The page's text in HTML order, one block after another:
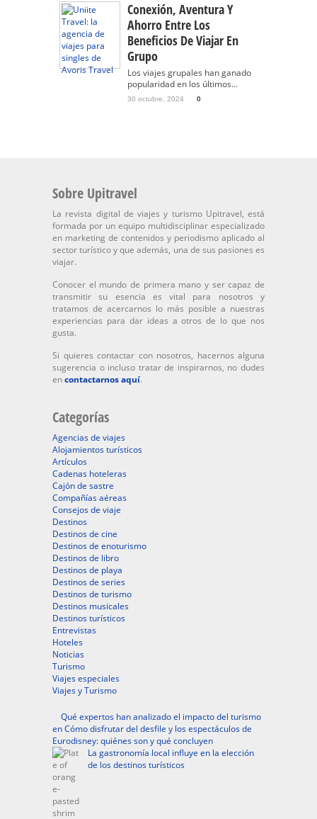
Conexión, Aventura Y
Ahorro Entre Los
Beneficios De Viajar En
Grupo
Los viajes grupales han ganado
popularidad en los últimos...
30 octubre, 2024 0
Sobre Upitravel
La revista digital de viajes y turismo Upitravel, está
formada por un equipo multidisciplinar especializado
en marketing de contenidos y periodismo aplicado al
sector turístico y que además, una de sus pasiones es
viajar.
Conocer el mundo de primera mano y ser capaz de
transmitir su esencia es vital para nosotros y
tratamos de acercarnos lo más posible a nuestras
experiencias para dar ideas a otros de lo que nos
gusta.
Si quieres contactar con nosotros, hacernos alguna
sugerencia o incluso tratar de inspirarnos, no dudes
encontactarnos aquí.
Categorías
Agencias de viajes
Alojamientos turísticos
Artículos
Cadenas hoteleras
Cajón de sastre
Compañías aéreas
Consejos de viaje
Destinos
Destinos de cine
Destinos de enoturismo
Destinos de libro
Destinos de playa
Destinos de series
Destinos de turismo
Destinos musicales
Destinos turísticos
Entrevistas
Hoteles
Noticias
Turismo
Viajes especiales
Viajes y Turismo
Qué expertos han analizado el impacto del turismo
en Cómo disfrutar del desfile y los espectáculos de
Eurodisney: quiénes son y qué concluyen
La gastronomía local influye en la elección
de los destinos turísticos